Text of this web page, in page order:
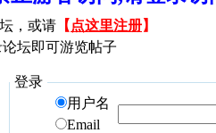
，或请 【 点这里注册】
坛即可游览帖子
登录
用户名
Email